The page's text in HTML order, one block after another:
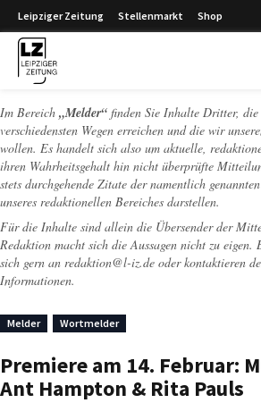
Leipziger Zeitung Stellenmarkt Shop
Im Bereich „Melder“ finden Sie Inhalte Dritter,
verschiedensten Wegen erreichen und die wir
wollen. Es handelt sich also um aktuelle,
ihren Wahrheitsgehalt hin nicht überprüfte
stets durchgehende Zitate der namentlich
unseres redaktionellen Bereiches darstellen.
Für die Inhalte sind allein die Übersender der
Redaktion macht sich die Aussagen nicht zu eigen.
sich gern an redaktion@l-iz.de oder kontaktieren
Informationen.
Melder Wortmelder
Premiere am 14. Februar:
Ant Hampton & Rita Pauls